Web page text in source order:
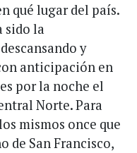
qué lugar del país.
sido la
y
anticipación en
por la noche el
Norte. Para
mismos once que
de San Francisco,